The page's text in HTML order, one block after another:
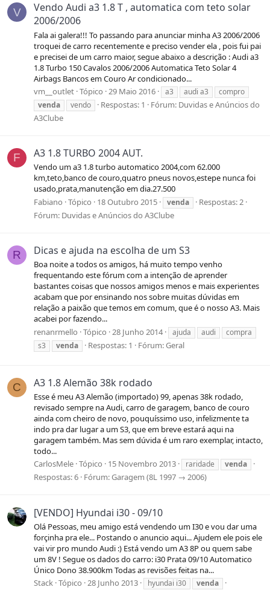
V
Vendo Audi a3 1.8 T , automatica com teto solar
2006/2006
Fala ai galera!!! To passando para anunciar minha A3 2006/2006
troquei de carro recentemente e preciso vender ela , pois fui pai
e precisei de um carro maior, segue abaixo a descrição : Audi a3
1.8 Turbo 150 Cavalos 2006/2006 Automatica Teto Solar 4
Airbags Bancos em Couro Ar condicionado...
vm__outlet Tópico 29 Maio 2016 a3 audi a3
compro
venda
vendo Respostas: 1 Fórum: Duvidas e Anúncios do
A3Clube
F A3 1.8 TURBO 2004 AUT.
Vendo um a3 1.8 turbo automatico 2004,com 62.000
km,teto,banco de couro,quatro pneus novos,estepe nunca foi
usado,prata,manutenção em dia.27.500
Fabiano Tópico 18 Outubro 2015 venda
Respostas: 2
Fórum: Duvidas e Anúncios do A3Clube
R Dicas e ajuda na escolha de um S3
Boa noite a todos os amigos, há muito tempo venho
frequentando este fórum com a intenção de aprender
bastantes coisas que nossos amigos menos e mais experientes
acabam que por ensinando nos sobre muitas dúvidas em
relação a paixão que temos em comum, que é o nosso A3. Mais
acabei por fazendo...
renanrmello Tópico 28 Junho 2014 ajuda audi
compra
s3
venda Respostas: 1 Fórum:Geral
C A3 1.8 Alemão 38k rodado
Esse é meu A3 Alemão (importado) 99, apenas 38k rodado,
revisado sempre na Audi, carro de garagem, banco de couro
ainda com cheiro de novo, pouquíssimo uso, infelizmente ta
indo pra dar lugar a um S3, que em breve estará aqui na
garagem também. Mas sem dúvida é um raro exemplar, intacto,
todo...
CarlosMele Tópico 15 Novembro 2013 raridade venda
Respostas: 6 Fórum:Garagem (8L 1997 → 2006)
[VENDO] Hyundai i30 - 09/10
Olá Pessoas, meu amigo está vendendo um I30 e vou dar uma
forçinha pra ele... Postando o anuncio aqui... Ajudem ele pois ele
vai vir pro mundo Audi :) Está vendo um A3 8P ou quem sabe
um 8V ! Segue os dados do carro: i30 Prata 09/10 Automatico
Único Dono 38.900km Todas as revisões feitas na...
Stack Tópico 28 Junho 2013 hyundai i30 venda